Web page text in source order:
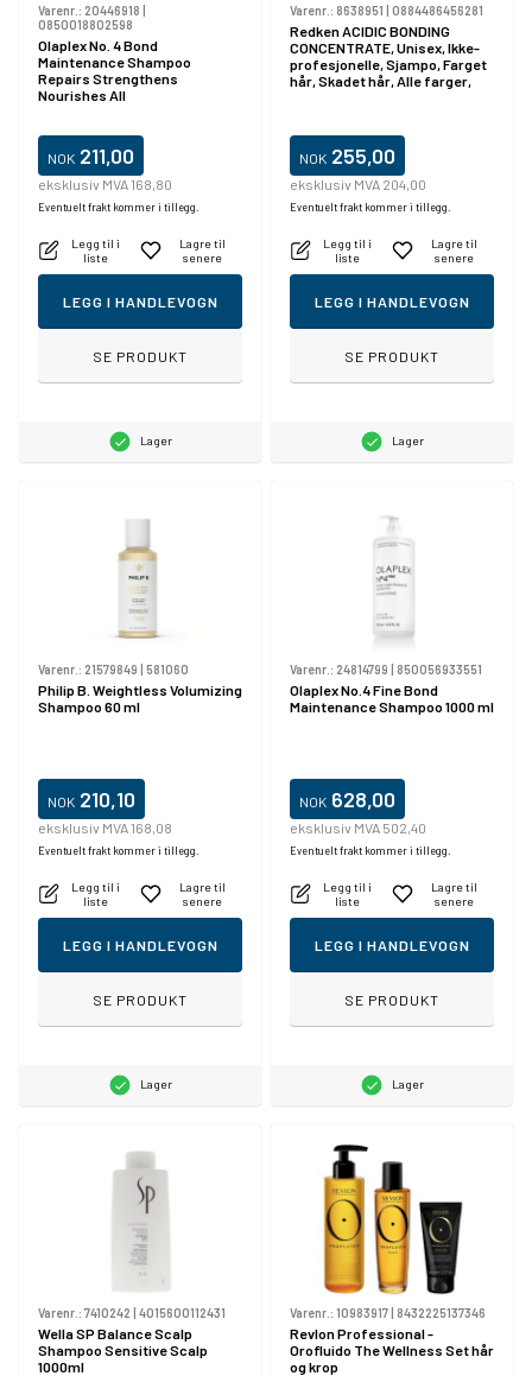
Varenr.: 20446918 |
0850018802598
Olaplex No. 4 Bond
Maintenance Shampoo
Repairs Strengthens
Nourishes All
NOK 211,00
eksklusiv MVA 168,80
Eventuelt frakt kommer i tillegg.
Legg til i
liste
Lagre til
senere
LEGG I HANDLEVOGN
SE PRODUKT
Lager
Varenr.: 8638951 | 0884486456281
Redken ACIDIC BONDING
CONCENTRATE, Unisex, Ikke-
profesjonelle, Sjampo, Farget
hår, Skadet hår, Alle farger,
NOK 255,00
eksklusiv MVA 204,00
Eventuelt frakt kommer i tillegg.
Legg til i
liste
Lagre til
senere
LEGG I HANDLEVOGN
SE PRODUKT
Lager
Varenr.: 21579849 | 581060
Philip B. Weightless Volumizing
Shampoo 60 ml
NOK 210,10
eksklusiv MVA 168,08
Eventuelt frakt kommer i tillegg.
Legg til i
liste
Lagre til
senere
LEGG I HANDLEVOGN
SE PRODUKT
Lager
Varenr.: 24814799 | 850056933551
Olaplex No.4 Fine Bond
Maintenance Shampoo 1000 ml
NOK 628,00
eksklusiv MVA 502,40
Eventuelt frakt kommer i tillegg.
Legg til i
liste
Lagre til
senere
LEGG I HANDLEVOGN
SE PRODUKT
Lager
Varenr.: 7410242 4015600112431
Wella SP Balance Scalp
Shampoo Sensitive Scalp
1000ml
Varenr.: 10983917 8432225137346
Revlon Professional -
Orofluido The Wellness Set hår
og krop